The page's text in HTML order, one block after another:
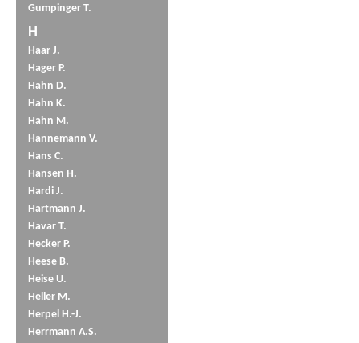
Gumpinger T.
H
Haar J.
Hager P.
Hahn D.
Hahn K.
Hahn M.
Hannemann V.
Hans C.
Hansen H.
Hardi J.
Hartmann J.
Havar T.
Hecker P.
Heese B.
Heise U.
Heller M.
Herpel H.-J.
Herrmann A.S.